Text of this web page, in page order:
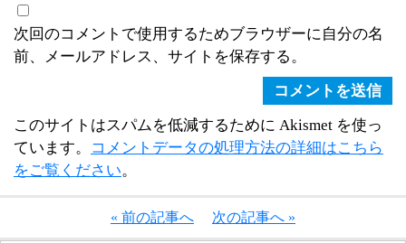
次回のコメントで使用するためブラウザーに自分の名
前、メールアドレス、サイトを保存する。
このサイトはスパムを低減するために Akismet を使っ
ています。
コメントデータの処理方法の詳細はこちら
をご覧ください。
« 前の記事へ 次の記事へ »